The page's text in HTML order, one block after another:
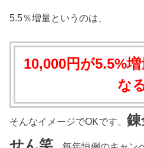
5.5％増量というのは、
10,000円が5.5%
な
そんなイメージでOKです。
せん笑